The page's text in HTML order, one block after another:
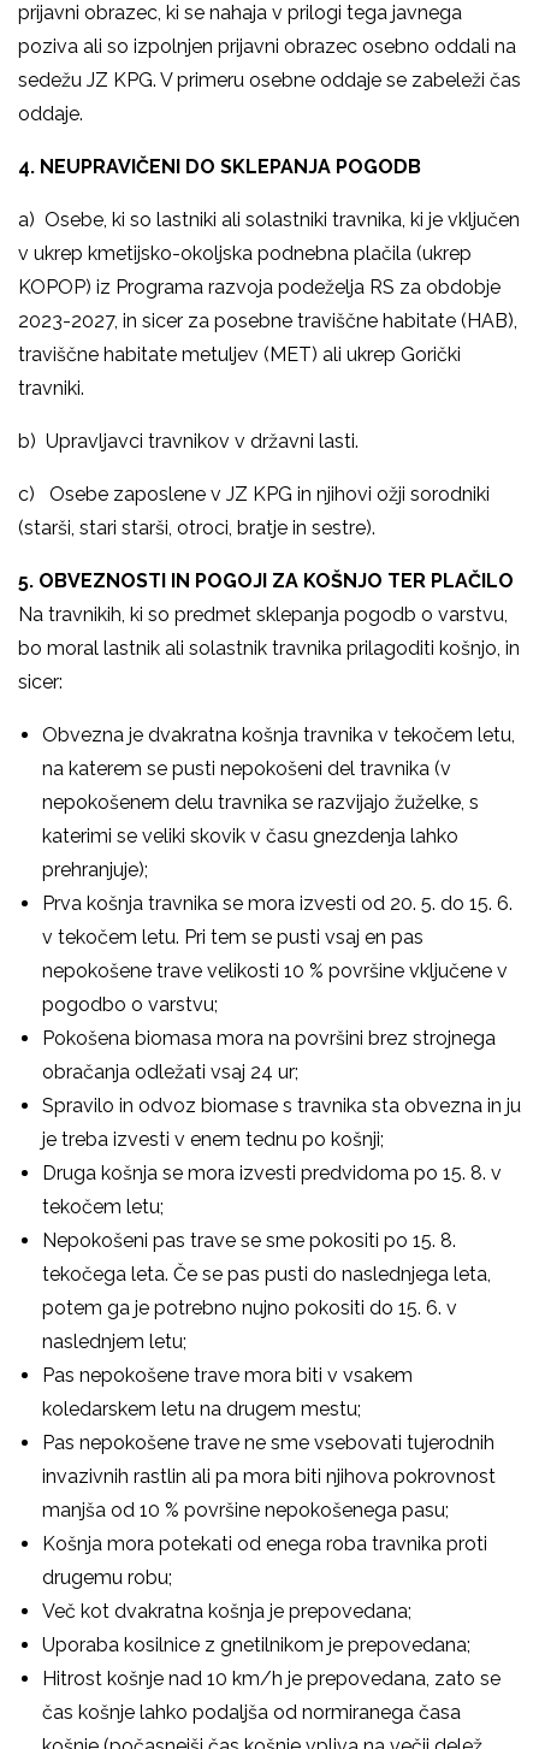
prijavni obrazec, ki se nahaja v prilogi tega javnega
poziva ali so izpolnjen prijavni obrazec osebno oddali na
sedežu JZ KPG. V primeru osebne oddaje se zabeleži čas
oddaje.
4. NEUPRAVIČENI DO SKLEPANJA POGODB
a) Osebe, ki so lastniki ali solastniki travnika, ki je vključen
v ukrep kmetijsko-okoljska podnebna plačila (ukrep
KOPOP) iz Programa razvoja podeželja RS za obdobje
2023-2027, in sicer za posebne traviščne habitate (HAB),
traviščne habitate metuljev (MET) ali ukrep Gorički
travniki.
b) Upravljavci travnikov v državni lasti.
c) Osebe zaposlene v JZ KPG in njihovi ožji sorodniki
(starši, stari starši, otroci, bratje in sestre).
5. OBVEZNOSTI IN POGOJI ZA KOŠNJO TER PLAČILO
Na travnikih, ki so predmet sklepanja pogodb o varstvu,
bo moral lastnik ali solastnik travnika prilagoditi košnjo, in
sicer:
Obvezna je dvakratna košnja travnika v tekočem letu,
na katerem se pusti nepokošeni del travnika (v
nepokošenem delu travnika se razvijajo žuželke, s
katerimi se veliki skovik v času gnezdenja lahko
prehranjuje);
Prva košnja travnika se mora izvesti od 20. 5. do 15. 6.
v tekočem letu. Pri tem se pusti vsaj en pas
nepokošene trave velikosti 10 % površine vključene v
pogodbo o varstvu;
Pokošena biomasa mora na površini brez strojnega
obračanja odležati vsaj 24 ur;
Spravilo in odvoz biomase s travnika sta obvezna in ju
je treba izvesti v enem tednu po košnji;
Druga košnja se mora izvesti predvidoma po 15. 8. v
tekočem letu;
Nepokošeni pas trave se sme pokositi po 15. 8.
tekočega leta. Če se pas pusti do naslednjega leta,
potem ga je potrebno nujno pokositi do 15. 6. v
naslednjem letu;
Pas nepokošene trave mora biti v vsakem
koledarskem letu na drugem mestu;
Pas nepokošene trave ne sme vsebovati tujerodnih
invazivnih rastlin ali pa mora biti njihova pokrovnost
manjša od 10 % površine nepokošenega pasu;
Košnja mora potekati od enega roba travnika proti
drugemu robu;
Več kot dvakratna košnja je prepovedana;
Uporaba kosilnice z gnetilnikom je prepovedana;
Hitrost košnje nad 10 km/h je prepovedana, zato se
čas košnje lahko podaljša od normiranega časa